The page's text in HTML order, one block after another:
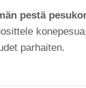
pestä
parhaiten.